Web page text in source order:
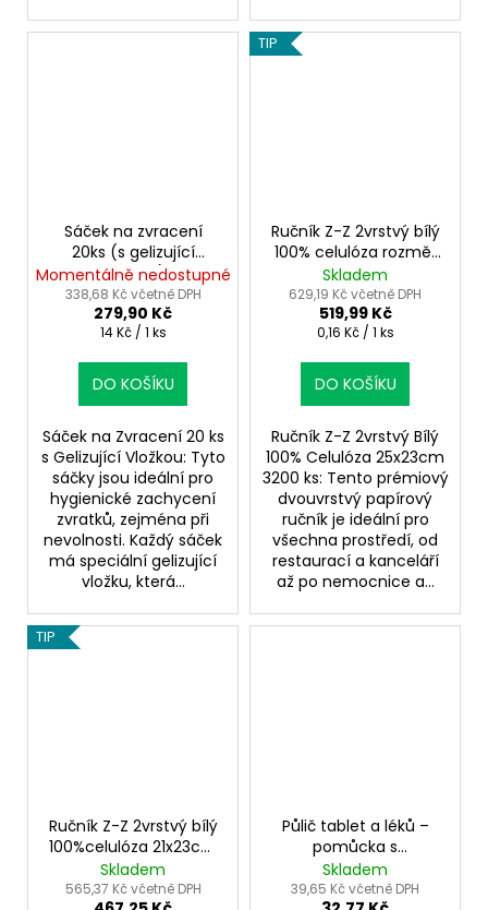
Sáček na zvracení
20ks (s gelizující
vložkou)
Momentálně nedostupné
338,68 Kč včetně DPH
279,90 Kč
Měrná
14 Kč / 1 ks
DO KOŠÍKU
Sáček na Zvracení 20 ks
s Gelizující Vložkou: Tyto
sáčky jsou ideální pro
hygienické zachycení
zvratků, zejména při
nevolnosti. Každý sáček
má speciální gelizující
vložku, která...
TIP
Ručník Z-Z 2vrstvý bílý
100% celulóza rozměr
25×23 cm 3200 ks
Skladem
629,19 Kč včetně DPH
519,99 Kč
Měrná
0,16 Kč / 1 ks
DO KOŠÍKU
Ručník Z-Z 2vrstvý Bílý
100% Celulóza 25x23cm
3200 ks: Tento prémiový
dvouvrstvý papírový
ručník je ideální pro
všechna prostředí, od
restaurací a kanceláří
až po nemocnice a...
TIP
Ručník Z-Z 2vrstvý bílý
100%celulóza 21x23cm
3200ks
Skladem
565,37 Kč včetně DPH
Půlič tablet a léků –
pomůcka s
chráněným břitem
Skladem
39,65 Kč včetně DPH